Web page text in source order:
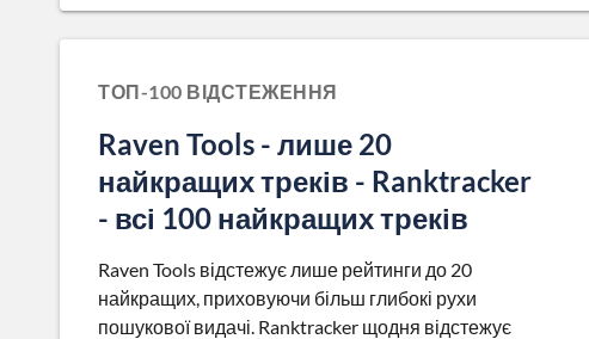
ТОП-100 ВІДСТЕЖЕННЯ
Raven Tools - лише 20
найкращих треків - Ranktracker
- всі 100 найкращих треків
Raven Tools відстежує лише рейтинги до 20
найкращих, приховуючи більш глибокі рухи
пошукової видачі. Ranktracker щодня відстежує